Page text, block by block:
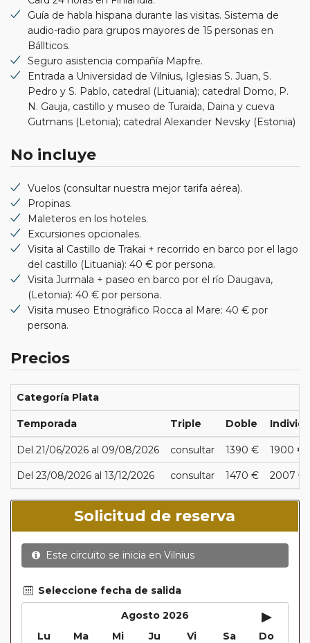
Guía de habla hispana durante las visitas. Sistema de
audio-radio para grupos mayores de 15 personas en
Bállticos.
Seguro asistencia compañía Mapfre.
Entrada a Universidad de Vilnius, Iglesias S. Juan, S.
Pedro y S. Pablo, catedral (Lituania); catedral Domo, P.
N. Gauja, castillo y museo de Turaida, Daina y cueva
Gutmans (Letonia); catedral Alexander Nevsky (Estonia)
No incluye
Vuelos (consultar nuestra mejor tarifa aérea).
Propinas.
Maleteros en los hoteles.
Excursiones opcionales.
Visita al Castillo de Trakai + recorrido en barco por el lago
del castillo (Lituania): 40 € por persona.
Visita Jurmala + paseo en barco por el río Daugava,
(Letonia): 40 € por persona.
Visita museo Etnográfico Rocca al Mare: 40 € por
persona.
Precios
Categoría Plata
Temporada Triple Doble
Del 21/06/2026 al 09/08/2026 consultar 1390 € 1900 €
Del 23/08/2026 al 13/12/2026 consultar 1470 € 2007 €
Solicitud de reserva
Este circuito se inicia en Vilnius
Seleccione fecha de salida
Agosto 2026
▸
Lu Ma Mi Ju Vi Sa Do